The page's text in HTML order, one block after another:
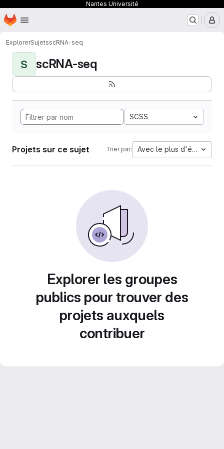
Nantes Université
Passer au contenu principal
Page d'accueil
ExplorerSujetsscRNA-seq
S scRNA-seq
SCSS
Projets sur ce sujet Trier par: Avec le plus d'étoiles
Explorer les groupes
publics pour trouver des
projets auxquels
contribuer